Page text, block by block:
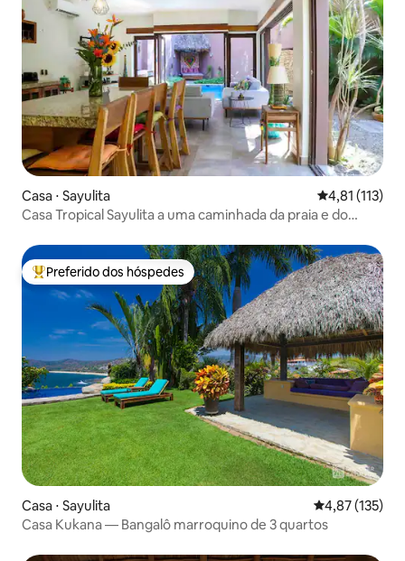
Casa ⋅ Sayulita 4,81 de uma
4,81 (113)
Casa Tropical Sayulita a uma caminhada da praia e do
Entre os melhores preferidos dos hóspedes
Preferido dos hóspedes
Casa ⋅ Sayulita 4,87 de uma
4,87 (135)
Casa Kukana — Bangalô marroquino de 3 quartos